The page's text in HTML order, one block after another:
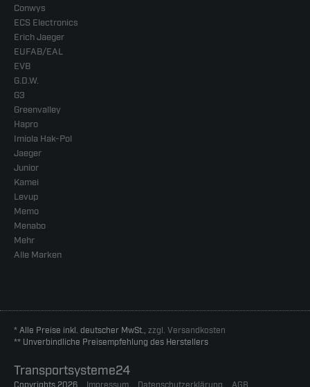
Conwys
ECS Electronics
Erich Jaeger
EUFAB/EAL
EVB
G.D.W.
G3
Greenvalley
Hapro
Imiola Hak-Pol
Jaeger
Junior
Kamei
Levup
Memo
Menabo
Mehr
Alle Marken
* Alle Preise inkl. deutscher MwSt., zzgl. Versandkosten
** Unverbindliche Preisempfehlung des Herstellers
Transportsysteme24